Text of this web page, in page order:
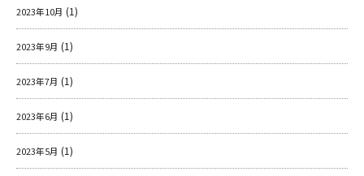
2023年10月 (1)
2023年9月 (1)
2023年7月 (1)
2023年6月 (1)
2023年5月 (1)